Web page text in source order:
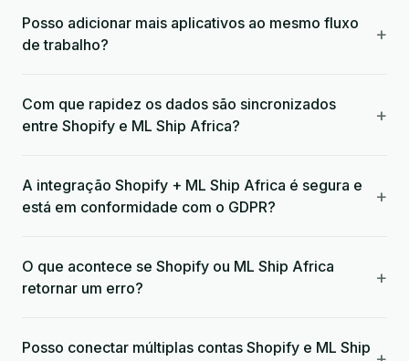
Posso adicionar mais aplicativos ao mesmo fluxo
de trabalho?
+
Com que rapidez os dados são sincronizados
entre Shopify e ML Ship Africa?
+
A integração Shopify + ML Ship Africa é segura e
está em conformidade com o GDPR?
+
O que acontece se Shopify ou ML Ship Africa
retornar um erro?
+
Posso conectar múltiplas contas Shopify e ML Ship